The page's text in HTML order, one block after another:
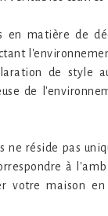
en matière de
de style
de
ne réside pas
à
votre maison